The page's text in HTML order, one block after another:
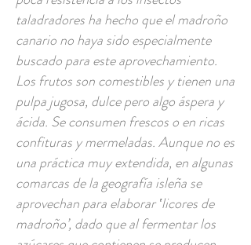
taladradores ha hecho que el madroño
canario no haya sido especialmente
buscado para este aprovechamiento.
Los frutos son comestibles y tienen una
pulpa jugosa, dulce pero algo áspera y
ácida. Se consumen frescos o en ricas
confituras y mermeladas. Aunque no es
una práctica muy extendida, en algunas
comarcas de la geografía isleña se
aprovechan para elaborar ‛licores de
madroño’, dado que al fermentar los